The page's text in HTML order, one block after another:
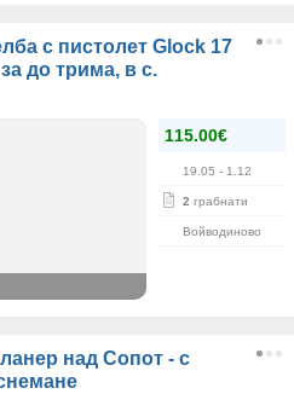
с пистолет Glock 17
до трима, в с.
115.00€
19.05 - 1.12
2 грабнати
Войводиново
над Сопот - с